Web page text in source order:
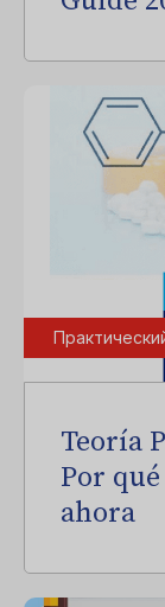
Teoría
Por
ahora